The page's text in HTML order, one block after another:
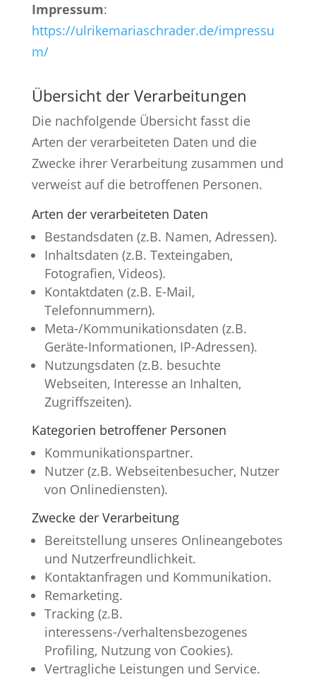
Impressum:
https://ulrikemariaschrader.de/impressu
m/
Übersicht der Verarbeitungen
Die nachfolgende Übersicht fasst die
Arten der verarbeiteten Daten und die
Zwecke ihrer Verarbeitung zusammen und
verweist auf die betroffenen Personen.
Arten der verarbeiteten Daten
Bestandsdaten (z.B. Namen, Adressen).
Inhaltsdaten (z.B. Texteingaben,
Fotografien, Videos).
Kontaktdaten (z.B. E-Mail,
Telefonnummern).
Meta-/Kommunikationsdaten (z.B.
Geräte-Informationen, IP-Adressen).
Nutzungsdaten (z.B. besuchte
Webseiten, Interesse an Inhalten,
Zugriffszeiten).
Kategorien betroffener Personen
Kommunikationspartner.
Nutzer (z.B. Webseitenbesucher, Nutzer
von Onlinediensten).
Zwecke der Verarbeitung
Bereitstellung unseres Onlineangebotes
und Nutzerfreundlichkeit.
Kontaktanfragen und Kommunikation.
Remarketing.
Tracking (z.B.
interessens-/verhaltensbezogenes
Profiling, Nutzung von Cookies).
Vertragliche Leistungen und Service.